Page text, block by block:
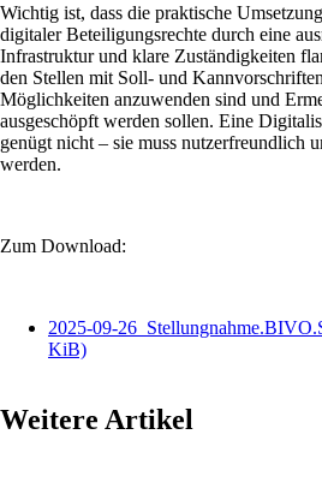
Wichtig ist, dass die praktische
digitaler Beteiligungsrechte durch eine
Infrastruktur und klare Zuständigkeiten
den Stellen mit Soll- und
Möglichkeiten anzuwenden sind und
ausgeschöpft werden sollen. Eine
genügt nicht – sie muss nutzerfreundlich
werden.
Zum Download:
2025-09-
KiB)
Weitere Artikel